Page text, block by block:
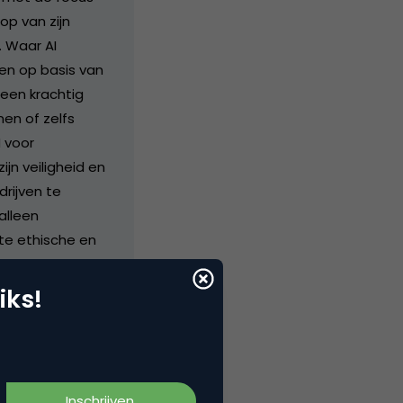
van zijn
AI
op basis van
krachtig
of zelfs
voor
veiligheid en
te
ethische en
veilige
systemen die